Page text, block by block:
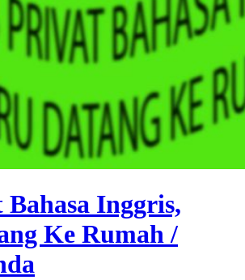
Inggris,
Ke Rumah /